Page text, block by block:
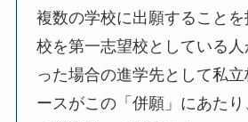
複数の学校に出願すること
校を第一志望校としている
った場合の進学先として私
ースがこの「併願」にあた